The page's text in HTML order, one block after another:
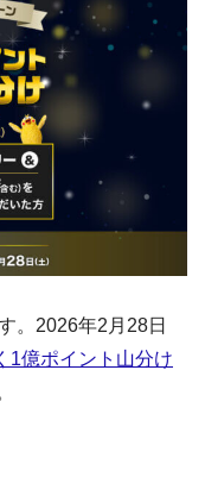
。2026年2月28日
1億ポイント山分け